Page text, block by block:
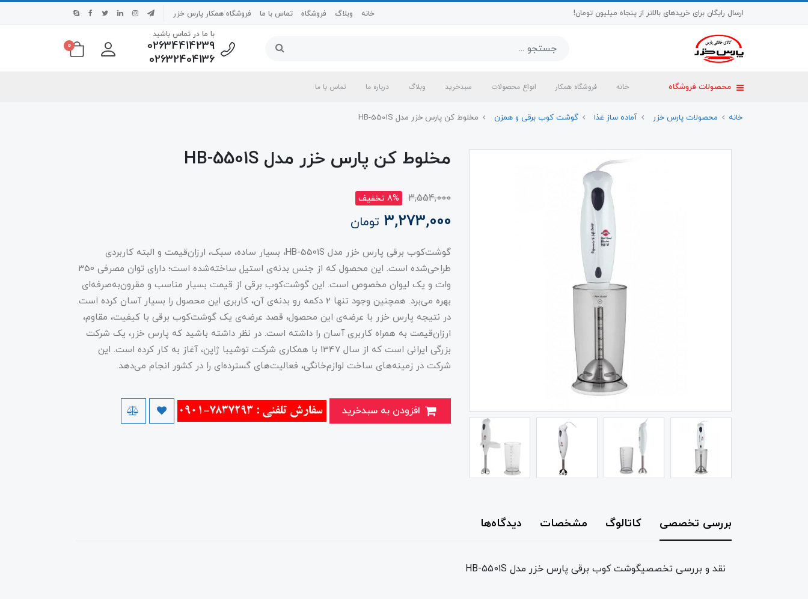
ارسال رایگان برای خریدهای بالاتر از پنجاه میلیون تومان! خانه وبلاگ فروشگاه تماس با ما فروشگاه همکار پارس خزر
با ما در تماس باشید
02634414239
02632404136
0
محصولات فروشگاه خانه فروشگاه همکار انواع محصولات سبدخرید وبلاگ درباره ما تماس با ما
خانه محصولات پارس خزر آماده ساز غذا گوشت کوب برقی و همزن مخلوط کن پارس خزر مدل HB-5501S
مخلوط کن پارس خزر مدل HB-5501S
3,554,000 8% تخفیف
3,273,000 تومان
​​​​گوشت‌کوب برقی پارس خزر مدل HB-5501S، بسیار ساده، سبک، ارزان‌قیمت و البته کاربردی
طراحی‌شده است. این محصول که از جنس بدنه‌ی استیل ساخته‌شده است؛ دارای توان مصرفی 350
وات و یک لیوان مخصوص است. این گوشت‌کوب برقی از قیمت بسیار مناسب و مقرون‌به‌صرفه‌ای
بهره می‌برد. همچنین وجود تنها 2 دکمه رو بدنه‌ی آن، کاربری این محصول را بسیار آسان کرده است.
در نتیجه پارس خزر با عرضه‌ی این محصول، قصد عرضه‌ی یک گوشت‌کوب برقی با کیفیت، مقاوم،
ارزان‌قیمت به همراه کاربری آسان را داشته است. در نظر داشته باشید که پارس خزر، یک شرکت
بزرگی ایرانی است که از سال 1347 با همکاری شرکت توشیبا ژاپن، آغاز به کار کرده است. این
شرکت در زمینه‌های ساخت لوازم‌خانگی، فعالیت‌های گسترده‌ای را در کشور انجام می‌دهد.
بررسی تخصصی کاتالوگ مشخصات دیدگاه‌ها
نقد و بررسی تخصصیگوشت کوب برقی پارس خزر مدل HB-5501S